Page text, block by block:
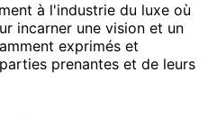
à l'industrie du luxe où
incarner une vision et un
exprimés et
prenantes et de leurs